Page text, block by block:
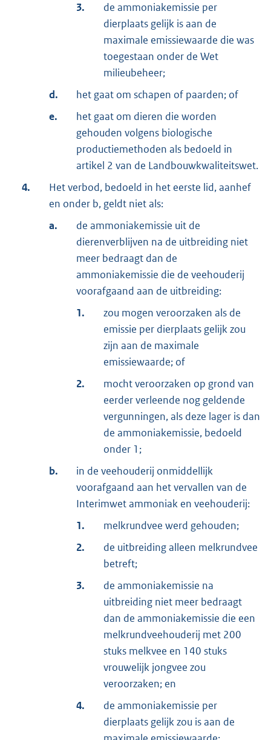
3.
de ammoniakemissie per
dierplaats gelijk is aan de
maximale emissiewaarde die was
toegestaan onder de Wet
milieubeheer;
d.
het gaat om schapen of paarden; of
e.
het gaat om dieren die worden
gehouden volgens biologische
productiemethoden als bedoeld in
artikel 2 van de Landbouwkwaliteitswet.
4.
Het verbod, bedoeld in het eerste lid, aanhef
en onder b, geldt niet als:
a.
de ammoniakemissie uit de
dierenverblijven na de uitbreiding niet
meer bedraagt dan de
ammoniakemissie die de veehouderij
voorafgaand aan de uitbreiding:
1.
zou mogen veroorzaken als de
emissie per dierplaats gelijk zou
zijn aan de maximale
emissiewaarde; of
2.
mocht veroorzaken op grond van
eerder verleende nog geldende
vergunningen, als deze lager is dan
de ammoniakemissie, bedoeld
onder 1;
b.
in de veehouderij onmiddellijk
voorafgaand aan het vervallen van de
Interimwet ammoniak en veehouderij:
1.
melkrundvee werd gehouden;
2.
de uitbreiding alleen melkrundvee
betreft;
3.
de ammoniakemissie na
uitbreiding niet meer bedraagt
dan de ammoniakemissie die een
melkrundveehouderij met 200
stuks melkvee en 140 stuks
vrouwelijk jongvee zou
veroorzaken; en
4.
de ammoniakemissie per
dierplaats gelijk zou is aan de